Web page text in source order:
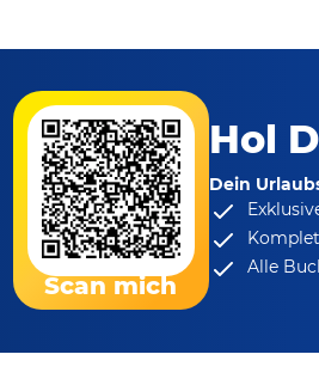
Scan mich
Hol
Dein
Alle